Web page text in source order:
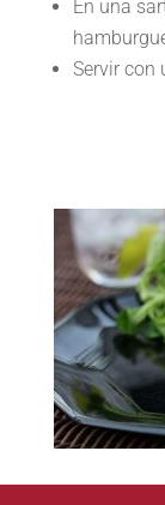
En una
Servir con